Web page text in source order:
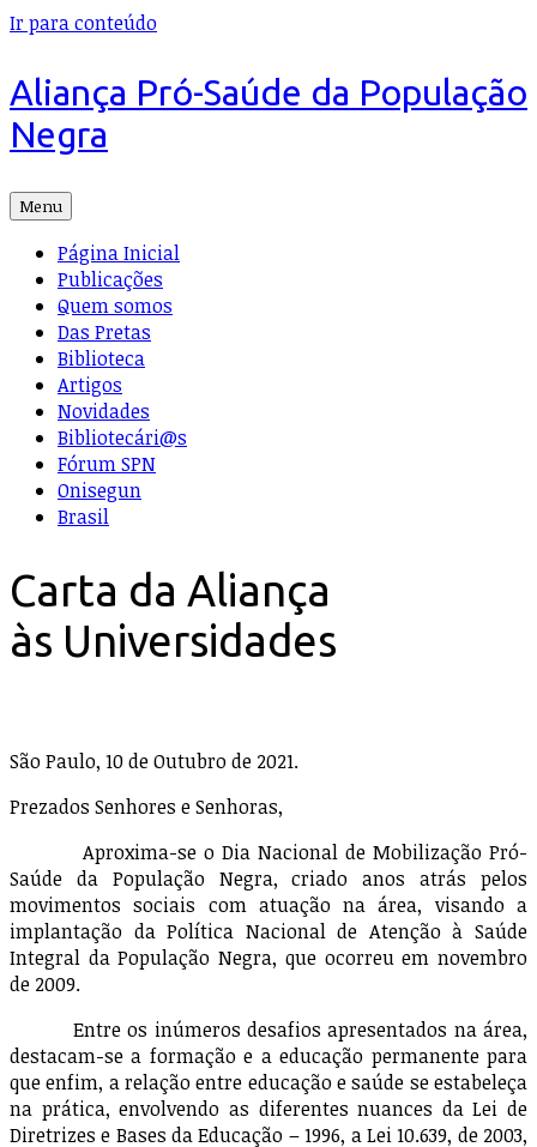
Ir para conteúdo
Aliança Pró-Saúde da População
Negra
Menu
Página Inicial
Publicações
Quem somos
Das Pretas
Biblioteca
Artigos
Novidades
Bibliotecári@s
Fórum SPN
Onisegun
Brasil
Carta da Aliança
às Universidades
São Paulo, 10 de Outubro de 2021.
Prezados Senhores e Senhoras,
Aproxima-se o Dia Nacional de Mobilização Pró-
Saúde da População Negra, criado anos atrás pelos
movimentos sociais com atuação na área, visando a
implantação da Política Nacional de Atenção à Saúde
Integral da População Negra, que ocorreu em novembro
de 2009.
Entre os inúmeros desafios apresentados na área,
destacam-se a formação e a educação permanente para
que enfim, a relação entre educação e saúde se estabeleça
na prática, envolvendo as diferentes nuances da Lei de
Diretrizes e Bases da Educação – 1996, a Lei 10.639, de 2003,